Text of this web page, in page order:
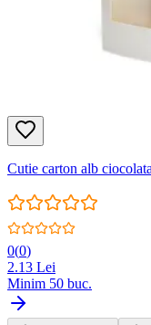
Cutie carton alb
0(0)
2.13 Lei
Minim 50 buc.